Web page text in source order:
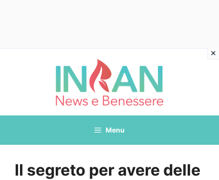
Menu
Il segreto per avere delle